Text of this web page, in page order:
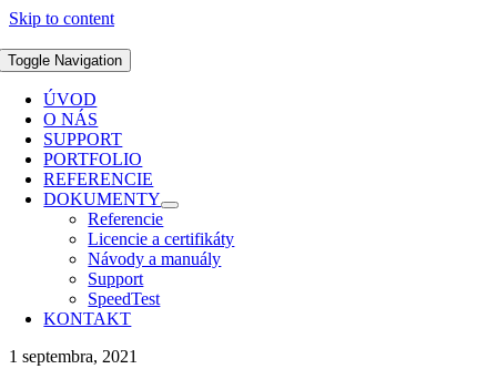
Skip to content
Toggle Navigation
ÚVOD
O NÁS
SUPPORT
PORTFOLIO
REFERENCIE
DOKUMENTY
Referencie
Licencie a certifikáty
Návody a manuály
Support
SpeedTest
KONTAKT
1 septembra, 2021